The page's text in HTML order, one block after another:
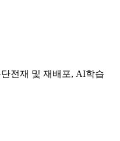
전재 및 재배포, AI학습